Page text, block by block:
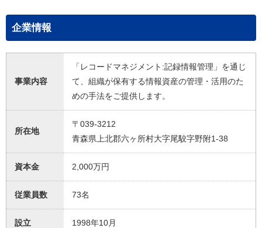
企業情報
事業内容
「レコードマネジメント:記録情報管理」を通じ
て、組織が保有する情報資産の管理・活用のた
めの手法をご提供します。
所在地
〒039-3212
青森県上北郡六ヶ所村大字尾駮字野附1-38
資本金 2,000万円
従業員数 73名
設立 1998年10月